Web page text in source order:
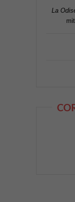
La